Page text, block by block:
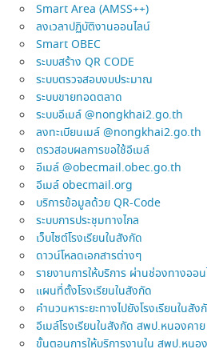
Smart Area (AMSS++)
ลงเวลาปฏิบัติงานออนไลน์
Smart OBEC
ระบบสร้าง QR CODE
ระบบตรวจสอบงบประมาณ
ระบบขายทอดตลาด
ระบบอีเมล์ @nongkhai2.go.th
ลงทะเบียนเมล์ @nongkhai2.go.th
ตรวสอบผลการขอใช้อีเมล์
อีเมล์ @obecmail.obec.go.th
อีเมล์ obecmail.org
บริการข้อมูลด้วย QR-Code
ระบบการประชุมทางไกล
เว็บไซต์โรงเรียนในสังกัด
ดาวน์โหลดเอกสารต่างๆ
รายงานการให้บริการ ผ่านช่องทางออ
แผนที่ตั้งโรงเรียนในสังกัด
คำนวนหาระยะทางไปยังโรงเรียนในสัง
อีเมล์โรงเรียนในสังกัด สพป.หนองคา
ขั้นตอนการให้บริการงานใน สพป.หนอ